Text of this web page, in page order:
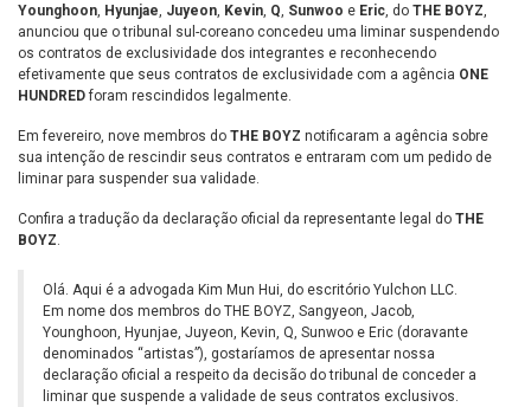
Younghoon, Hyunjae, Juyeon, Kevin, Q, Sunwoo e Eric, do THE BOYZ,
anunciou que o tribunal sul-coreano concedeu uma liminar suspendendo
os contratos de exclusividade dos integrantes e reconhecendo
efetivamente que seus contratos de exclusividade com a agência ONE
HUNDREDforam rescindidos legalmente.
Em fevereiro, nove membros do THE BOYZ notificaram a agência sobre
sua intenção de rescindir seus contratos e entraram com um pedido de
liminar para suspender sua validade.
Confira a tradução da declaração oficial da representante legal do THE
BOYZ.
Olá. Aqui é a advogada Kim Mun Hui, do escritório Yulchon LLC.
Em nome dos membros do THE BOYZ, Sangyeon, Jacob,
Younghoon, Hyunjae, Juyeon, Kevin, Q, Sunwoo e Eric (doravante
denominados “artistas”), gostaríamos de apresentar nossa
declaração oficial a respeito da decisão do tribunal de conceder a
liminar que suspende a validade de seus contratos exclusivos.